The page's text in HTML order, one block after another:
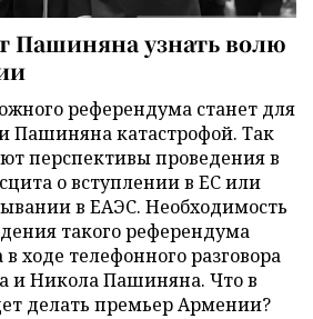
Пашиняна узнать волю
референдума станет для
Пашиняна катастрофой. Так
перспективы проведения в
о вступлении в ЕС или
в ЕАЭС. Необходимость
такого референдума
ходе телефонного разговора
и Никола Пашиняна. Что в
делать премьер Армении?